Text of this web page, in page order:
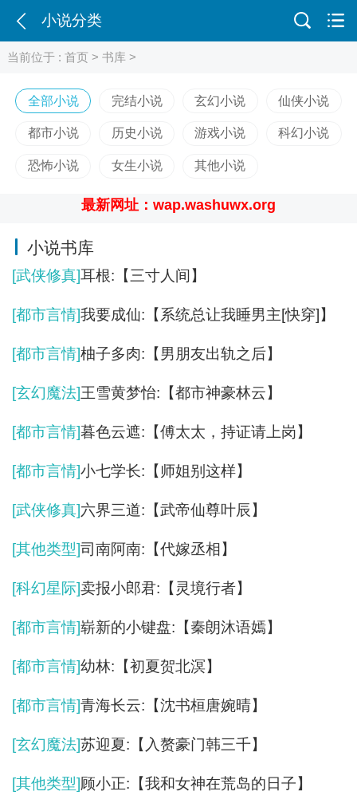
小说分类
当前位于 :首页 >书库 >
全部小说 完结小说 玄幻小说 仙侠小说
都市小说 历史小说 游戏小说 科幻小说
恐怖小说 女生小说 其他小说
最新网址：wap.washuwx.org
小说书库
[武侠修真]耳根:【三寸人间】
[都市言情]我要成仙:【系统总让我睡男主[快穿]】
[都市言情]柚子多肉:【男朋友出轨之后】
[玄幻魔法]王雪黄梦怡:【都市神豪林云】
[都市言情]暮色云遮:【傅太太，持证请上岗】
[都市言情]小七学长:【师姐别这样】
[武侠修真]六界三道:【武帝仙尊叶辰】
[其他类型]司南阿南:【代嫁丞相】
[科幻星际]卖报小郎君:【灵境行者】
[都市言情]崭新的小键盘:【秦朗沐语嫣】
[都市言情]幼林:【初夏贺北溟】
[都市言情]青海长云:【沈书桓唐婉晴】
[玄幻魔法]苏迎夏:【入赘豪门韩三千】
[其他类型]顾小正:【我和女神在荒岛的日子】